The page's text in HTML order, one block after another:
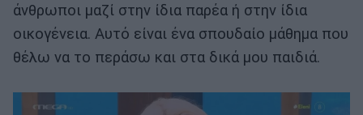
άνθρωποι μαζί στην ίδια παρέα ή στην ίδια
οικογένεια. Αυτό είναι ένα σπουδαίο μάθημα που
θέλω να το περάσω και στα δικά μου παιδιά.